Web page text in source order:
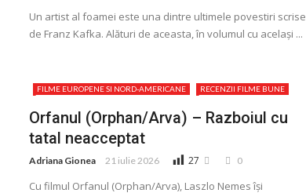
Un artist al foamei este una dintre ultimele povestiri scrise
de Franz Kafka. Alături de aceasta, în volumul cu același ...
FILME EUROPENE SI NORD-AMERICANE RECENZII FILME BUNE
Orfanul (Orphan/Arva) – Razboiul cu
tatal neacceptat
Adriana Gionea 21 iulie 2026 27 0
Cu filmul Orfanul (Orphan/Arva), Laszlo Nemes își